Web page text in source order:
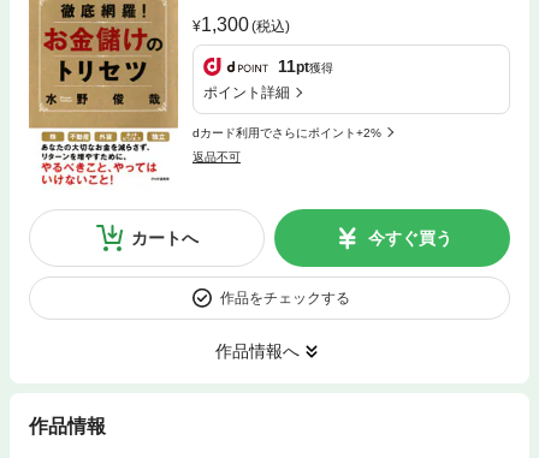
1,300(税込)
11pt獲得
ポイント詳細
dカード利用でさらにポイント+2%
返品不可
カートへ 今すぐ買う
作品をチェックする
作品情報へ
作品情報